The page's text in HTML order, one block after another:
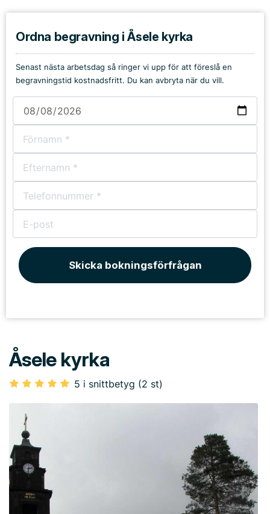
Ordna begravning i Åsele kyrka
Senast nästa arbetsdag så ringer vi upp för att föreslå en
begravningstid kostnadsfritt. Du kan avbryta när du vill.
Skicka bokningsförfrågan
Åsele kyrka
5 i snittbetyg (2 st)